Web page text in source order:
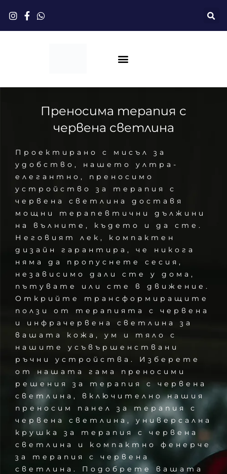
към
съдържанието
Преносима терапия с
червена светлина
Проектирано с мисъл за
удобство, нашето ултра-
елегантно, преносимо
устройство за терапия с
червена светлина доставя
мощни терапевтични дължини
на вълните, където и да сте.
Неговият лек, компактен
дизайн гарантира, че никога
няма да пропуснете сесия,
независимо дали сте у дома,
пътувате или сте в движение.
Открийте трансформиращите
ползи от терапията с червена
и инфрачервена светлина за
вашата кожа, ум и тяло с
нашите усъвършенствани
ръчни устройства. Изберете
от нашата гама преносими
решения за терапия с червена
светлина, включително нашия
преносим панел за терапия с
червена светлина, универсална
крушка за терапия с червена
светлина и компактно фенерче
за терапия с червена
светлина. Подобрете вашата